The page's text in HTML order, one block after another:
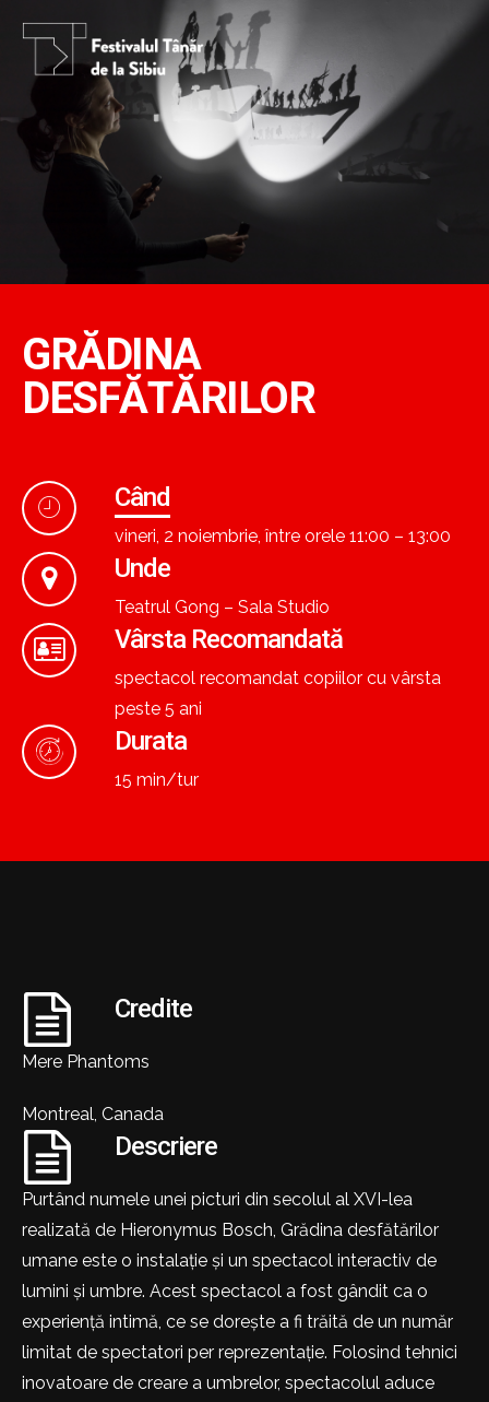
GRĂDINA
DESFĂTĂRILOR
Când
vineri, 2 noiembrie, între orele 11:00 – 13:00
Unde
Teatrul Gong – Sala Studio
Vârsta Recomandată
spectacol recomandat copiilor cu vârsta
peste 5 ani
Durata
15 min/tur
Credite
Mere Phantoms
Montreal, Canada
Descriere
Purtând numele unei picturi din secolul al XVI-lea
realizată de Hieronymus Bosch, Grădina desfătărilor
umane este o instalație și un spectacol interactiv de
lumini și umbre. Acest spectacol a fost gândit ca o
experiență intimă, ce se dorește a fi trăită de un număr
limitat de spectatori per reprezentație. Folosind tehnici
inovatoare de creare a umbrelor, spectacolul aduce